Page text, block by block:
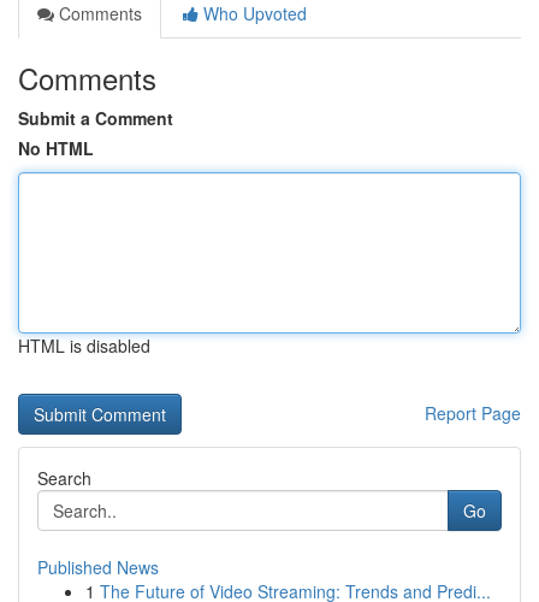
Comments
Who Upvoted
Comments
Submit a Comment
No HTML
HTML is disabled
Report Page
Search
Go
Published News
1 The Future of Video Streaming: Trends and Predi...